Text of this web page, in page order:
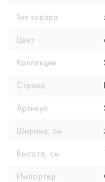
Тип товара
Цвет
Коллекция
Страна
Артикул
Ширина, см
Высота, см
Импортер